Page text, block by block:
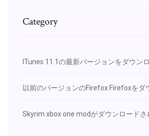
Category
ITunes 11.1の最新バージョンをダウン
以前のバージョンのFirefox Firefoxをダ
Skyrim xbox one modがダウンロードさ